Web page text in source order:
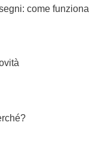
come funziona